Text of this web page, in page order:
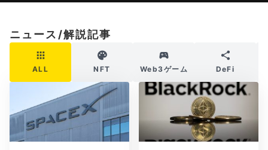
ニュース/解説記事
ALL NFT Web3ゲーム DeFi